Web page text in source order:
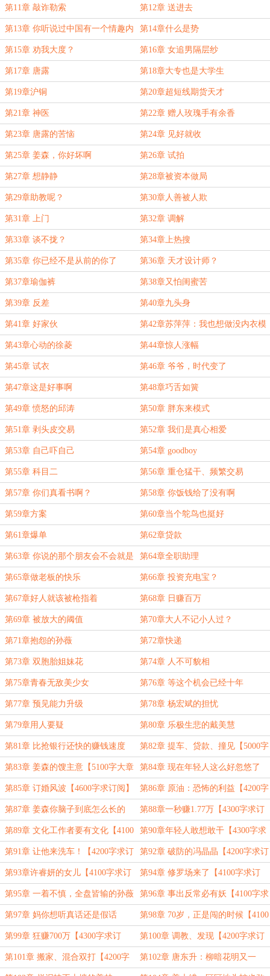
第11章 敲诈勒索 第12章 送进去
第13章 你听说过中国有一个情趣内
衣之都吗？
第14章什么是势
第15章 劝我大度？ 第16章 女追男隔层纱
第17章 唐露 第18章大专也是大学生
第19章沪铜 第20章超短线期货天才
第21章 神医 第22章 赠人玫瑰手有余香
第23章 唐露的苦恼 第24章 见好就收
第25章 姜森，你好坏啊 第26章 试拍
第27章 想静静 第28章被资本做局
第29章助教呢？ 第30章人善被人欺
第31章 上门 第32章 调解
第33章 谈不拢？ 第34章上热搜
第35章 你已经不是从前的你了 第36章 天才设计师？
第37章瑜伽裤 第38章又怕闺蜜苦
第39章 反差 第40章九头身
第41章 好家伙 第42章苏萍萍：我也想做没内衣模
特
第43章心动的徐菱 第44章惊人涨幅
第45章 试衣 第46章 爷爷，时代变了
第47章这是好事啊 第48章巧舌如簧
第49章 愤怒的邱涛 第50章 胖东来模式
第51章 剥头皮交易 第52章 我们是真心相爱
第53章 自己吓自己 第54章 goodboy
第55章 科目二 第56章 重仓猛干、频繁交易
第57章 你们真看书啊？ 第58章 你饭钱给了没有啊
第59章方案 第60章当个鸵鸟也挺好
第61章爆单 第62章贷款
第63章 你说的那个朋友会不会就是
你自己
第64章全职助理
第65章做老板的快乐 第66章 投资充电宝？
第67章好人就该被枪指着 第68章 日赚百万
第69章 被放大的阈值 第70章大人不记小人过？
第71章抱怨的孙薇 第72章快递
第73章 双胞胎姐妹花 第74章 人不可貌相
第75章青春无敌美少女 第76章 等这个机会已经十年
第77章 预见能力升级 第78章 杨宏斌的担忧
第79章用人要疑 第80章 乐极生悲的戴美慧
第81章 比抢银行还快的赚钱速度
【5000字大章求首订】
第82章 提车、贷款、撞见【5000字
大章求首订】
第83章 姜森的馊主意【5100字大章
求首订】
第84章 现在年轻人这么好忽悠了
吗？【5000字大章】
第85章 订婚风波【4600字求订阅】 第86章 原油：恐怖的利益【4200字
求订阅】
第87章 姜森你脑子到底怎么长的
【4000字求订阅】
第88章一秒赚1.77万【4300字求订
阅】
第89章 文化工作者要有文化【4100
字求订阅】
第90章年轻人敢想敢干【4300字求
订阅】
第91章 让他来洗车！【4200字求订
阅】
第92章 破防的冯晶晶【4200字求订
阅】
第93章许睿妍的女儿【4100字求订
阅】
第94章 修罗场来了【4100字求订
阅】
第95章 一着不慎，全盘皆输的孙薇
【4220字求订阅】
第96章 事出反常必有妖【4100字求
订阅】
第97章 妈你想听真话还是假话
【4400字求订阅】
第98章 70岁，正是闯的时候【4100
字求订阅】
第99章 狂赚700万【4300字求订
阅】
第100章 调教、发现【4200字求订
阅】
第101章 搬家、混合双打【4200字 第102章 唐东升：柳暗花明又一